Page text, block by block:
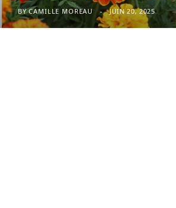
BY CAMILLE MOREAU JUIN 20, 2025